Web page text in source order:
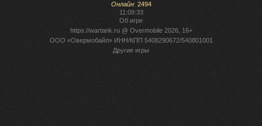
Онлайн: 2494
11:09:33
Об игре
https://wartank.ru@ Overmobile 2026, 16+
ООО «Овермобайл» ИНН/КПП 5408290672/540801001
Другие игры